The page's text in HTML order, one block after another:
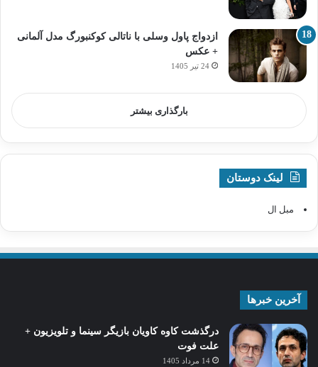
ازدواج پاول وسلی با ناتالی کوکنبورگ مدل آلمانی
+ عکس
24 تیر 1405
بارگذاری بیشتر
لینک دوستان
مبل ال
آخرین خبرها
درگذشت کاوه کاویان بازیگر سینما و تلویزیون +
علت فوت
14 مرداد 1405